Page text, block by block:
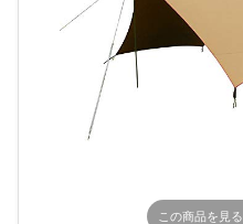
この商品を見る